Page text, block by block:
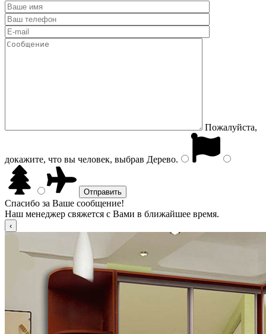
Пожалуйста,
докажите, что вы человек, выбрав Дерево.
Спасибо за Ваше сообщение!
Наш менеджер свяжется с Вами в ближайшее время.